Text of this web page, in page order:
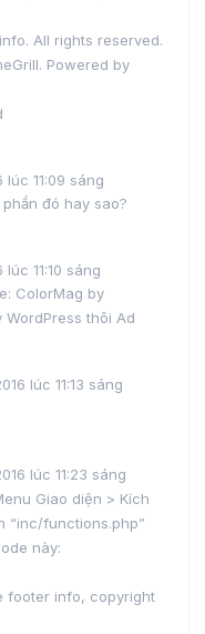
All rights reserved.
Powered by
lúc 11:09 sáng
đó hay sao?
lúc 11:10 sáng
ColorMag by
WordPress thôi Ad
lúc 11:13 sáng
lúc 11:23 sáng
Giao diện > Kích
“inc/functions.php”
này:
footer info, copyright